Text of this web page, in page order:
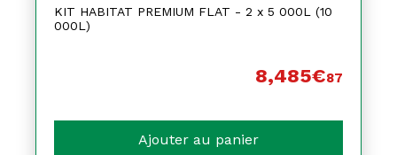
KIT HABITAT PREMIUM FLAT - 2 x 5 000L (10
000L)
8,485€87
Ajouter au panier